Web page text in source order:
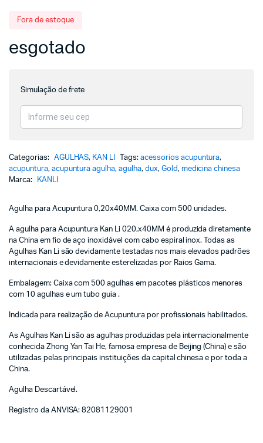
Fora de estoque
esgotado
Simulação de frete
Categorias: AGULHAS, KAN LI Tags:acessorios acupuntura,
acupuntura, acupuntura agulha,agulha, dux, Gold, medicina chinesa
Marca:
KANLI
Agulha para Acupuntura 0,20x40MM. Caixa com 500 unidades.
A agulha para Acupuntura Kan Li 020,x40MM é produzida diretamente
na China em fio de aço inoxidável com cabo espiral inox. Todas as
Agulhas Kan Li são devidamente testadas nos mais elevados padrões
internacionais e devidamente esterelizadas por Raios Gama.
Embalagem: Caixa com 500 agulhas em pacotes plásticos menores
com 10 agulhas e um tubo guia .
Indicada para realização de Acupuntura por profissionais habilitados.
As Agulhas Kan Li são as agulhas produzidas pela internacionalmente
conhecida Zhong Yan Tai He, famosa empresa de Beijing (China) e são
utilizadas pelas principais instituições da capital chinesa e por toda a
China.
Agulha Descartável.
Registro da ANVISA: 82081129001